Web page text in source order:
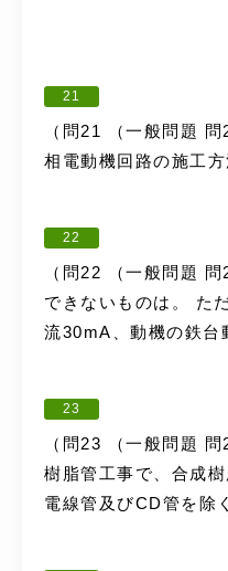
21
（問21 （一般問題
相電動機回路の施工
22
（問22 （一般問題
できないものは。 た
流30mA、動機の鉄台
23
（問23 （一般問題
樹脂管工事で、合成
電線管及びCD管を除